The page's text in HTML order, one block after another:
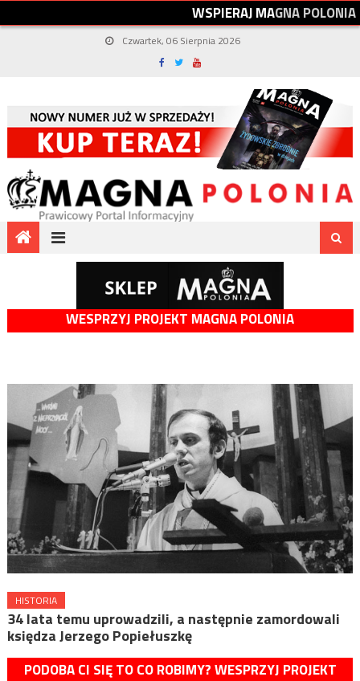
WSPIERAJMAGNAPOLONIA
Czwartek, 06 Sierpnia 2026
WESPRZYJ PROJEKT MAGNA POLONIA
HISTORIA
34 lata temu uprowadzili, a następnie zamordowali
księdza Jerzego Popiełuszkę
PODOBA CI SIĘ TO CO ROBIMY? WESPRZYJ PROJEKT